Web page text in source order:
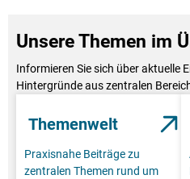
Unsere Themen im
Informieren Sie sich über aktuelle
Hintergründe aus zentralen
Themenwelt
Praxisnahe Beiträge zu
zentralen Themen rund um